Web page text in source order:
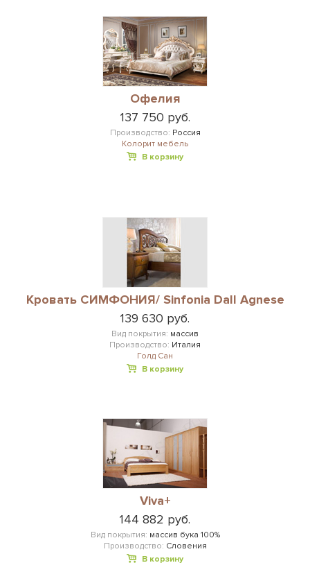
Офелия
137 750 руб.
Производство: Россия
Колорит мебель
В корзину
Кровать СИМФОНИЯ/ Sinfonia Dall Agnese
139 630 руб.
Вид покрытия: массив
Производство: Италия
Голд Сан
В корзину
Viva+
144 882 руб.
Вид покрытия: массив бука 100%
Производство: Словения
В корзину